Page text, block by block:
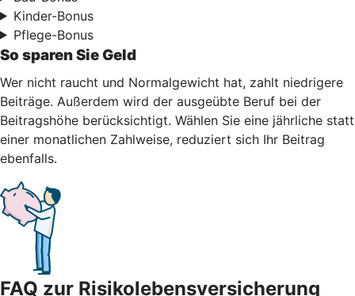
Kinder-Bonus
Pflege-Bonus
So sparen Sie Geld
Wer nicht raucht und Normalgewicht hat, zahlt niedrigere
Beiträge. Außerdem wird der ausgeübte Beruf bei der
Beitragshöhe berücksichtigt. Wählen Sie eine jährliche statt
einer monatlichen Zahlweise, reduziert sich Ihr Beitrag
ebenfalls.
FAQ zur Risikolebensversicherung